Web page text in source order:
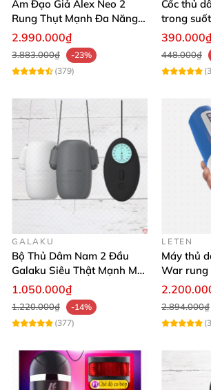
Âm Đạo Giả Alex Neo 2
Rung Thụt Mạnh Đa Năng
Svakom
2.990.000₫
3.883.000₫
-23%
(379)
Cốc thủ
trong
đỉnh
448.000₫
GALAKU
Bộ Thủ Dâm Nam 2 Đầu
Galaku Siêu Thật Mạnh Mẽ
Đa Cảm Giác
1.050.000₫
1.220.000₫
-14%
(377)
LETEN
Máy thủ
War rung
cao cấp
2.894.000₫